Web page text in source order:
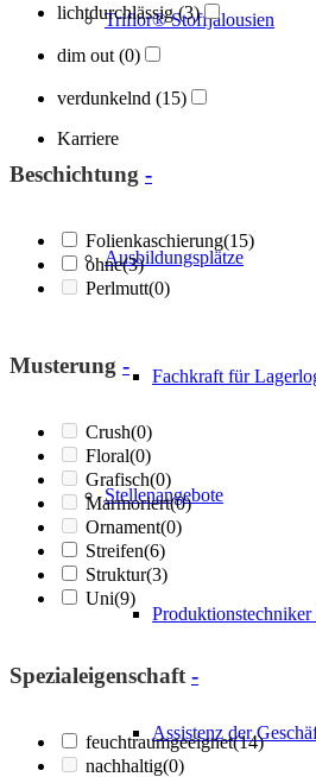
Triflor® Stoffjalousien
Karriere
Ausbildungsplätze
Fachkraft für
Stellenangebote
Assistenz der
lichtdurchlässig(3)
dim out (0)
verdunkelnd (15)
Beschichtung -
Folienkaschierung(15)
ohne(3)
Perlmutt(0)
Musterung -
Crush(0)
Floral(0)
Grafisch(0)
Marmoriert(0)
Ornament(0)
Streifen(6)
Struktur(3)
Uni(9)
Spezialeigenschaft -
feuchtraumgeeignet(14)
nachhaltig(0)